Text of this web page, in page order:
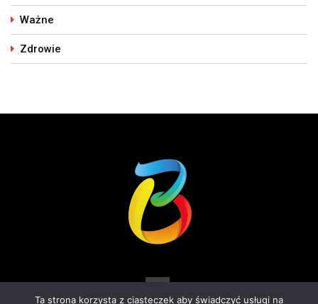
Ważne
Zdrowie
Ta strona korzysta z ciasteczek aby świadczyć usługi na